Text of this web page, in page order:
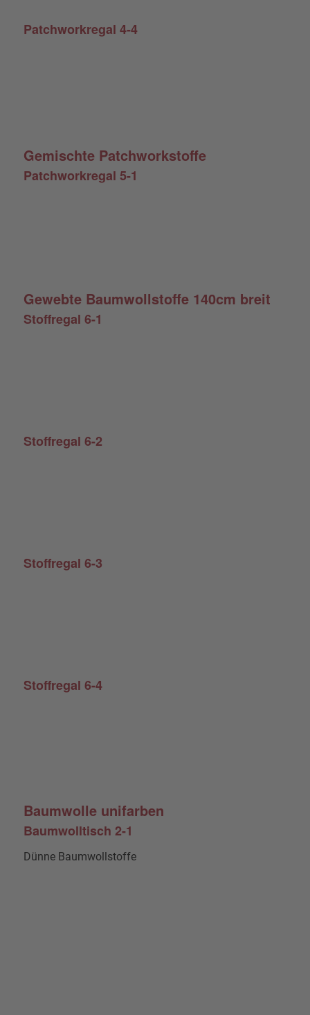
Patchworkregal 4-4
Gemischte Patchworkstoffe
Patchworkregal 5-1
Gewebte Baumwollstoffe 140cm breit
Stoffregal 6-1
Stoffregal 6-2
Stoffregal 6-3
Stoffregal 6-4
Baumwolle unifarben
Baumwolltisch 2-1
Dünne Baumwollstoffe